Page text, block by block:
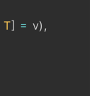
T] = v) ,